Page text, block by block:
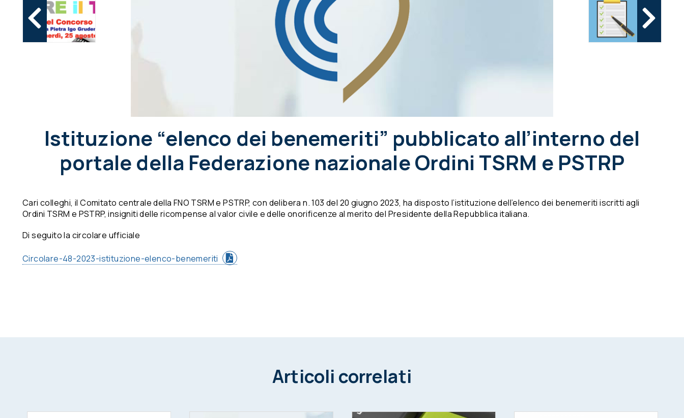
Istituzione “elenco dei benemeriti” pubblicato all’interno del
portale della Federazione nazionale Ordini TSRM e PSTRP
Cari colleghi, il Comitato centrale della FNO TSRM e PSTRP, con delibera n. 103 del 20 giugno 2023, ha disposto l’istituzione dell’elenco dei benemeriti iscritti agli
Ordini TSRM e PSTRP, insigniti delle ricompense al valor civile e delle onorificenze al merito del Presidente della Repubblica italiana.
Di seguito la circolare ufficiale
Circolare-48-2023-istituzione-elenco-benemeriti
Articoli correlati